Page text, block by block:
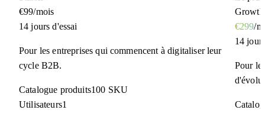
€99/mois
14 jours d'essai
Pour les entreprises qui commencent à digitaliser leur
cycle B2B.
Catalogue produits100 SKU
Utilisateurs1
Growth
€299/
14
Pour